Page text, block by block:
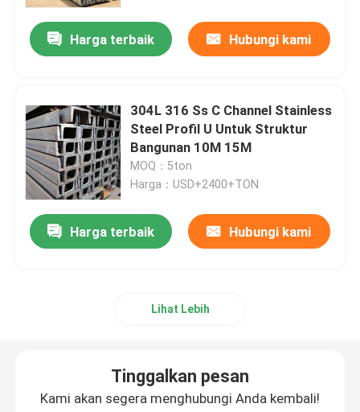
Harga terbaik Hubungi kami
304L 316 Ss C Channel Stainless
Steel Profil U Untuk Struktur
Bangunan 10M 15M
MOQ：5ton
Harga：USD+2400+TON
Harga terbaik Hubungi kami
Lihat Lebih
Tinggalkan pesan
Kami akan segera menghubungi Anda kembali!